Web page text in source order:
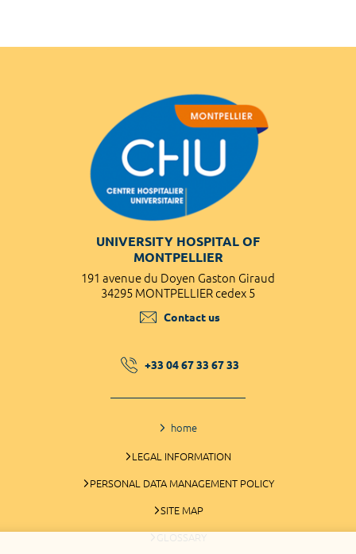
UNIVERSITY HOSPITAL OF
MONTPELLIER
191 avenue du Doyen Gaston Giraud
34295 MONTPELLIER cedex 5
Contact us
+33 04 67 33 67 33
home
LEGAL INFORMATION
PERSONAL DATA MANAGEMENT POLICY
SITE MAP
GLOSSARY